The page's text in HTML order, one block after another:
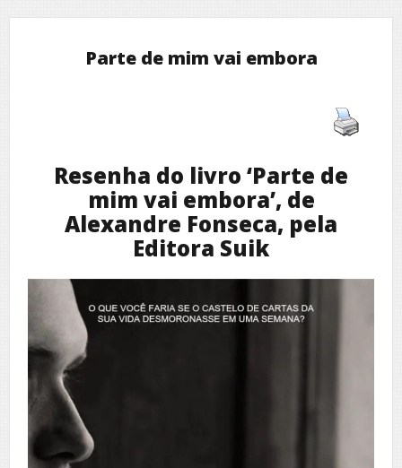
Parte de mim vai embora
Resenha do livro ‘Parte de
mim vai embora’, de
Alexandre Fonseca, pela
Editora Suik